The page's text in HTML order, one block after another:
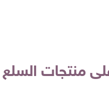
منتجات السلع